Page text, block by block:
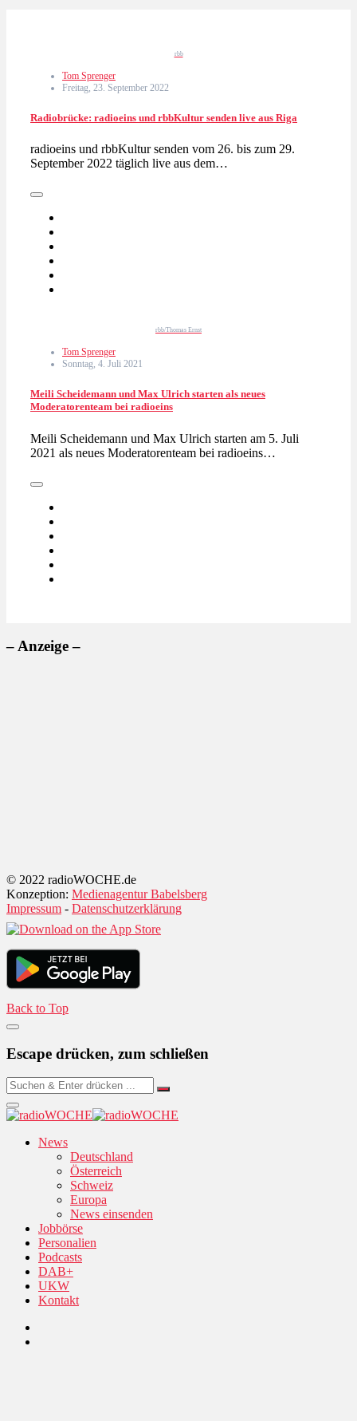
rbb
Tom Sprenger
Freitag, 23. September 2022
Radiobrücke: radioeins und rbbKultur senden live aus Riga
radioeins und rbbKultur senden vom 26. bis zum 29.
September 2022 täglich live aus dem…
rbb/Thomas Ernst
Tom Sprenger
Sonntag, 4. Juli 2021
Meili Scheidemann und Max Ulrich starten als neues
Moderatorenteam bei radioeins
Meili Scheidemann und Max Ulrich starten am 5. Juli
2021 als neues Moderatorenteam bei radioeins…
– Anzeige –
© 2022 radioWOCHE.de
Konzeption: Medienagentur Babelsberg
Impressum - Datenschutzerklärung
Back to Top
Escape drücken, zum schließen
News
Deutschland
Österreich
Schweiz
Europa
News einsenden
Jobbörse
Personalien
Podcasts
DAB+
UKW
Kontakt